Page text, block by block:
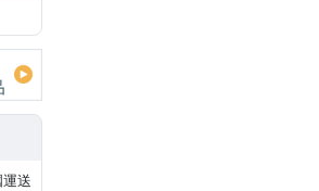
送